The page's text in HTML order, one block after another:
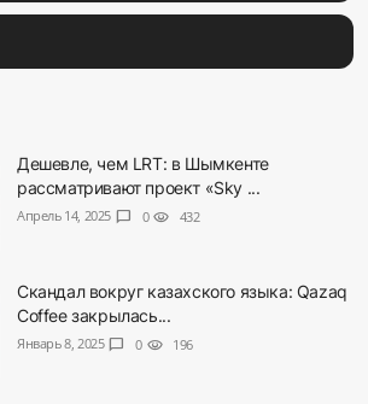
Дешевле, чем LRT: в Шымкенте
рассматривают проект «Sky ...
Апрель 14, 2025 chat_bubble 0 visibility 432
Скандал вокруг казахского языка: Qazaq
Coffee закрылась...
Январь 8, 2025 chat_bubble 0 visibility 196